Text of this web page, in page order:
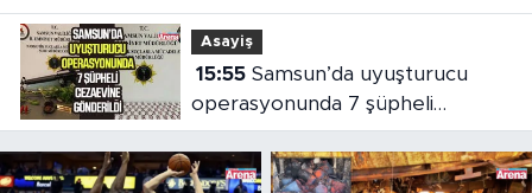
Asayiş
15:55Samsun’da uyuşturucu
operasyonunda 7 şüpheli
cezaevine gönderildi